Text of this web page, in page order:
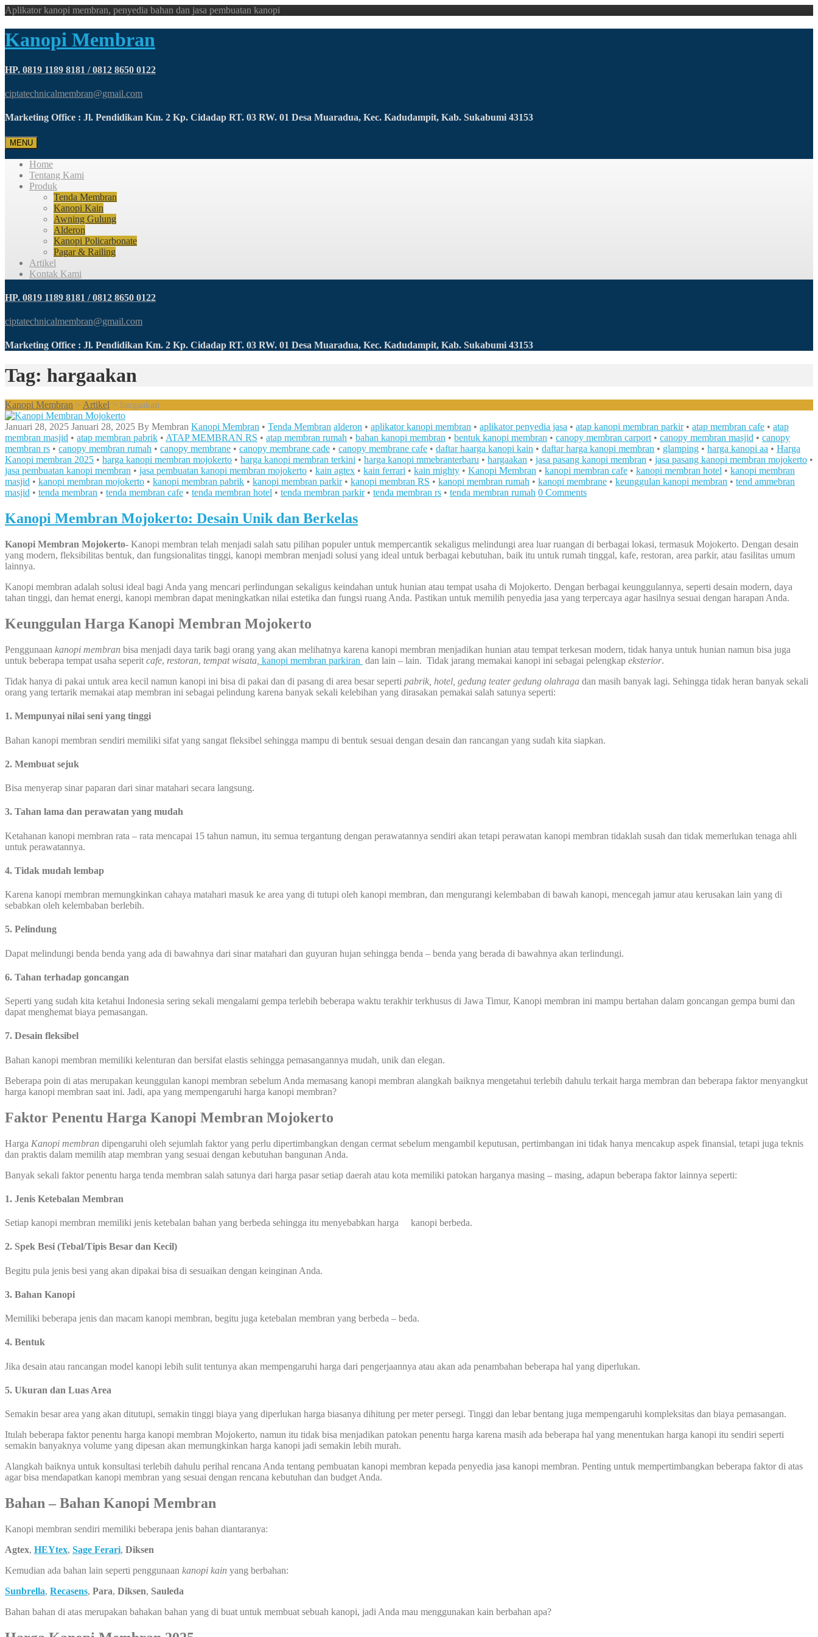
Aplikator kanopi membran, penyedia bahan dan jasa pembuatan kanopi
Kanopi Membran
HP. 0819 1189 8181 / 0812 8650 0122
ciptatechnicalmembran@gmail.com
Marketing Office : Jl. Pendidikan Km. 2 Kp. Cidadap RT. 03 RW. 01 Desa Muaradua, Kec. Kadudampit, Kab. Sukabumi 43153
MENU
Home
Tentang Kami
Produk
Tenda Membran
Kanopi Kain
Awning Gulung
Alderon
Kanopi Policarbonate
Pagar & Railing
Artikel
Kontak Kami
HP. 0819 1189 8181 / 0812 8650 0122
ciptatechnicalmembran@gmail.com
Marketing Office : Jl. Pendidikan Km. 2 Kp. Cidadap RT. 03 RW. 01 Desa Muaradua, Kec. Kadudampit, Kab. Sukabumi 43153
Tag: hargaakan
Kanopi Membran > Artikel > hargaakan
Januari 28, 2025 Januari 28, 2025 By Membran Kanopi Membran • Tenda Membran alderon • aplikator kanopi membran • aplikator penyedia jasa • atap kanopi membran parkir• atap membran cafe • atap
membran masjid • atap membran pabrik • ATAP MEMBRAN RS • atap membran rumah • bahan kanopi membran • bentuk kanopi membran • canopy membran carport • canopy membran masjid • canopy
membran rs • canopy membran rumah • canopy membrane • canopy membrane cade • canopy membrane cafe • daftar haarga kanopi kain • daftar harga kanopi membran • glamping • harga kanopi aa • Harga
Kanopi membran 2025 • harga kanopi membran mojokerto • harga kanopi membran terkini • harga kanopi mmebranterbaru • hargaakan • jasa pasang kanopi membran • jasa pasang kanopi membran mojokerto •
jasa pembuatan kanopi membran • jasa pembuatan kanopi membran mojokerto • kain agtex • kain ferrari • kain mighty • Kanopi Membran • kanopi membran cafe • kanopi membran hotel • kanopi membran
masjid • kanopi membran mojokerto • kanopi membran pabrik • kanopi membran parkir• kanopi membran RS • kanopi membran rumah • kanopi membrane • keunggulan kanopi membran • tend ammebran
masjid • tenda membran • tenda membran cafe • tenda membran hotel • tenda membran parkir• tenda membran rs • tenda membran rumah 0 Comments
Kanopi Membran Mojokerto: Desain Unik dan Berkelas
Kanopi Membran Mojokerto- Kanopi membran telah menjadi salah satu pilihan populer untuk mempercantik sekaligus melindungi area luar ruangan di berbagai lokasi, termasuk Mojokerto. Dengan desain
yang modern, fleksibilitas bentuk, dan fungsionalitas tinggi, kanopi membran menjadi solusi yang ideal untuk berbagai kebutuhan, baik itu untuk rumah tinggal, kafe, restoran, area parkir, atau fasilitas umum
lainnya.
Kanopi membran adalah solusi ideal bagi Anda yang mencari perlindungan sekaligus keindahan untuk hunian atau tempat usaha di Mojokerto. Dengan berbagai keunggulannya, seperti desain modern, daya
tahan tinggi, dan hemat energi, kanopi membran dapat meningkatkan nilai estetika dan fungsi ruang Anda. Pastikan untuk memilih penyedia jasa yang terpercaya agar hasilnya sesuai dengan harapan Anda.
Keunggulan Harga Kanopi Membran Mojokerto
Penggunaan kanopi membran bisa menjadi daya tarik bagi orang yang akan melihatnya karena kanopi membran menjadikan hunian atau tempat terkesan modern, tidak hanya untuk hunian namun bisa juga
untuk beberapa tempat usaha seperit cafe, restoran, tempat wisata, kanopi membran parkiran dan lain – lain. Tidak jarang memakai kanopi ini sebagai pelengkap eksterior.
Tidak hanya di pakai untuk area kecil namun kanopi ini bisa di pakai dan di pasang di area besar seperti pabrik, hotel, gedung teater gedung olahraga dan masih banyak lagi. Sehingga tidak heran banyak sekali
orang yang tertarik memakai atap membran ini sebagai pelindung karena banyak sekali kelebihan yang dirasakan pemakai salah satunya seperti:
1. Mempunyai nilai seni yang tinggi
Bahan kanopi membran sendiri memiliki sifat yang sangat fleksibel sehingga mampu di bentuk sesuai dengan desain dan rancangan yang sudah kita siapkan.
2. Membuat sejuk
Bisa menyerap sinar paparan dari sinar matahari secara langsung.
3. Tahan lama dan perawatan yang mudah
Ketahanan kanopi membran rata – rata mencapai 15 tahun namun, itu semua tergantung dengan perawatannya sendiri akan tetapi perawatan kanopi membran tidaklah susah dan tidak memerlukan tenaga ahli
untuk perawatannya.
4. Tidak mudah lembap
Karena kanopi membran memungkinkan cahaya matahari masuk ke area yang di tutupi oleh kanopi membran, dan mengurangi kelembaban di bawah kanopi, mencegah jamur atau kerusakan lain yang di
sebabkan oleh kelembaban berlebih.
5. Pelindung
Dapat melindungi benda benda yang ada di bawahnya dari sinar matahari dan guyuran hujan sehingga benda – benda yang berada di bawahnya akan terlindungi.
6. Tahan terhadap goncangan
Seperti yang sudah kita ketahui Indonesia sering sekali mengalami gempa terlebih beberapa waktu terakhir terkhusus di Jawa Timur, Kanopi membran ini mampu bertahan dalam goncangan gempa bumi dan
dapat menghemat biaya pemasangan.
7. Desain fleksibel
Bahan kanopi membran memiliki kelenturan dan bersifat elastis sehingga pemasangannya mudah, unik dan elegan.
Beberapa poin di atas merupakan keunggulan kanopi membran sebelum Anda memasang kanopi membran alangkah baiknya mengetahui terlebih dahulu terkait harga membran dan beberapa faktor menyangkut
harga kanopi membran saat ini. Jadi, apa yang mempengaruhi harga kanopi membran?
Faktor Penentu Harga Kanopi Membran Mojokerto
Harga Kanopi membran dipengaruhi oleh sejumlah faktor yang perlu dipertimbangkan dengan cermat sebelum mengambil keputusan, pertimbangan ini tidak hanya mencakup aspek finansial, tetapi juga teknis
dan praktis dalam memilih atap membran yang sesuai dengan kebutuhan bangunan Anda.
Banyak sekali faktor penentu harga tenda membran salah satunya dari harga pasar setiap daerah atau kota memiliki patokan harganya masing – masing, adapun beberapa faktor lainnya seperti:
1. Jenis Ketebalan Membran
Setiap kanopi membran memiliki jenis ketebalan bahan yang berbeda sehingga itu menyebabkan harga kanopi berbeda.
2. Spek Besi (Tebal/Tipis Besar dan Kecil)
Begitu pula jenis besi yang akan dipakai bisa di sesuaikan dengan keinginan Anda.
3. Bahan Kanopi
Memiliki beberapa jenis dan macam kanopi membran, begitu juga ketebalan membran yang berbeda – beda.
4. Bentuk
Jika desain atau rancangan model kanopi lebih sulit tentunya akan mempengaruhi harga dari pengerjaannya atau akan ada penambahan beberapa hal yang diperlukan.
5. Ukuran dan Luas Area
Semakin besar area yang akan ditutupi, semakin tinggi biaya yang diperlukan harga biasanya dihitung per meter persegi. Tinggi dan lebar bentang juga mempengaruhi kompleksitas dan biaya pemasangan.
Itulah beberapa faktor penentu harga kanopi membran Mojokerto, namun itu tidak bisa menjadikan patokan penentu harga karena masih ada beberapa hal yang menentukan harga kanopi itu sendiri seperti
semakin banyaknya volume yang dipesan akan memungkinkan harga kanopi jadi semakin lebih murah.
Alangkah baiknya untuk konsultasi terlebih dahulu perihal rencana Anda tentang pembuatan kanopi membran kepada penyedia jasa kanopi membran. Penting untuk mempertimbangkan beberapa faktor di atas
agar bisa mendapatkan kanopi membran yang sesuai dengan rencana kebutuhan dan budget Anda.
Bahan – Bahan Kanopi Membran
Kanopi membran sendiri memiliki beberapa jenis bahan diantaranya:
Agtex, HEYtex, Sage Ferari, Diksen
Kemudian ada bahan lain seperti penggunaan kanopi kain yang berbahan:
Sunbrella, Recasens, Para, Diksen, Sauleda
Bahan bahan di atas merupakan bahakan bahan yang di buat untuk membuat sebuah kanopi, jadi Anda mau menggunakan kain berbahan apa?